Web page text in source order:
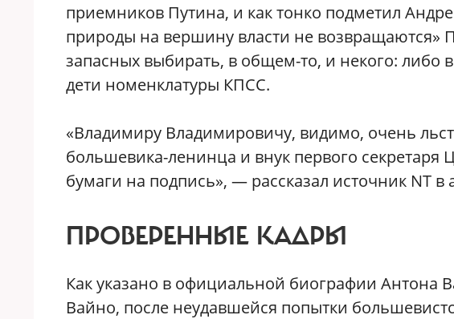
приемников Путина, и как тонко подметил
природы на вершину власти не возвращаются»
запасных выбирать, в общем-то, и некого:
дети номенклатуры КПСС.
«Владимиру Владимировичу, видимо, очень
большевика-ленинца и внук первого секретаря
бумаги на подпись», — рассказал источник NT
ПРОВЕРЕННЫЕ КАДРЫ
Как указано в официальной биографии Антона
Вайно, после неудавшейся попытки